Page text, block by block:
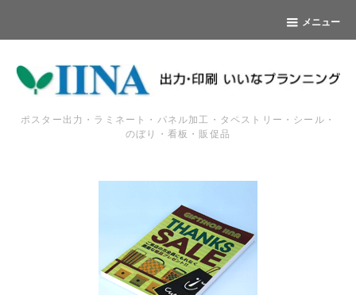
メニュー
ポスター出力・ラミネート・パネル加工・タペストリー・シール・
のぼり・看板・販促品